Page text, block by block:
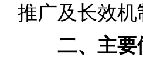
推广及长效
二、主要